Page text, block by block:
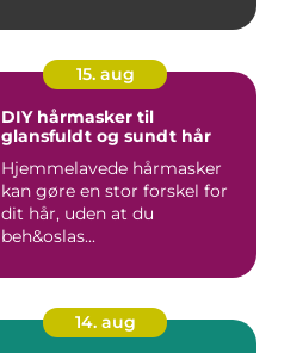
15. aug
DIY hårmasker til
glansfuldt og sundt hår
Hjemmelavede hårmasker
kan gøre en stor forskel for
dit hår, uden at du
beh&oslas...
14. aug